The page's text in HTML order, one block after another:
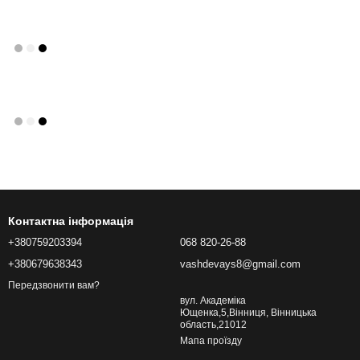
Контактна інформація
+380759203394
+380679638343
Передзвонити вам?
068 820-26-88
vashdevays8@gmail.com
вул. Академіка
Ющенка,5,Вінниця, Вінницька
область,21012
Мапа проїзду